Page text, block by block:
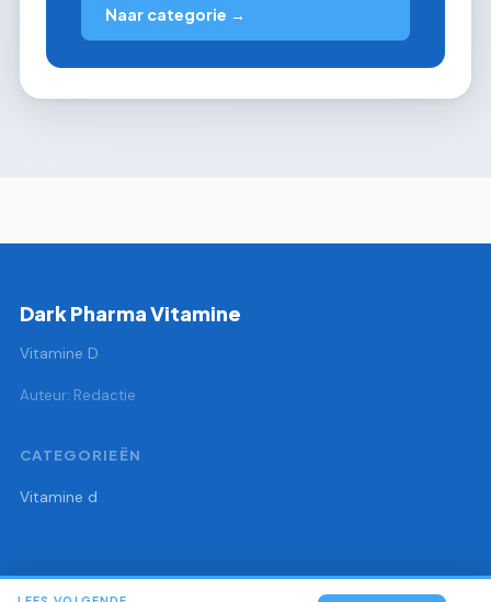
Naar categorie →
Dark Pharma Vitamine
Vitamine D
Auteur: Redactie
CATEGORIEËN
Vitamine d